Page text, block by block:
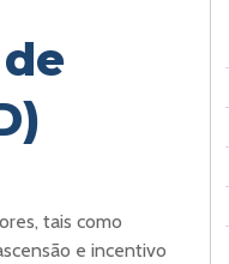
tais como
e incentivo